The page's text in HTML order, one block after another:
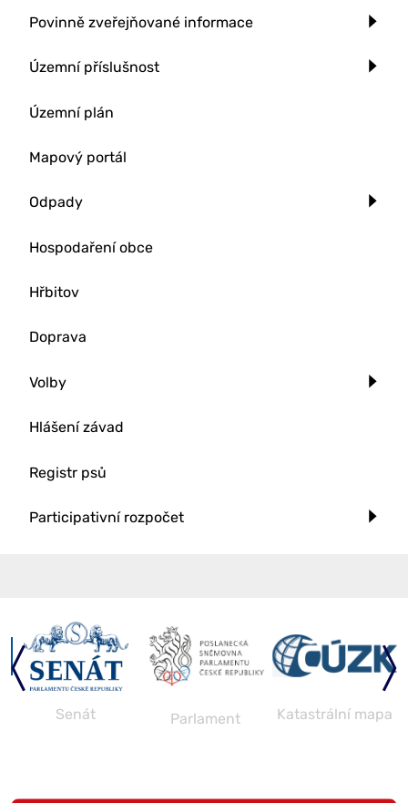
Povinně zveřejňované informace
Územní příslušnost
Územní plán
Mapový portál
Odpady
Hospodaření obce
Hřbitov
Doprava
Volby
Hlášení závad
Registr psů
Participativní rozpočet
Senát Parlament Katastrální mapa